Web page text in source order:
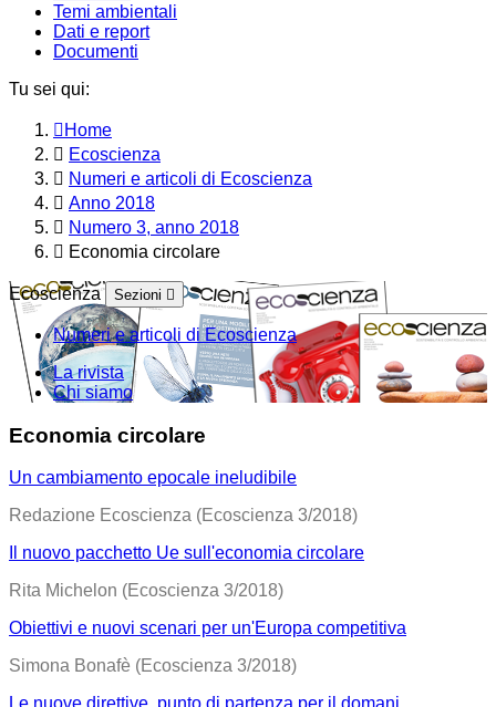
Temi ambientali
Dati e report
Documenti
Tu sei qui:
Home
Ecoscienza
Numeri e articoli di Ecoscienza
Anno 2018
Numero 3, anno 2018
Economia circolare
Ecoscienza Sezioni
Numeri e articoli di Ecoscienza
La rivista
Chi siamo
Economia circolare
Un cambiamento epocale ineludibile
Redazione Ecoscienza (Ecoscienza 3/2018)
Il nuovo pacchetto Ue sull'economia circolare
Rita Michelon (Ecoscienza 3/2018)
Obiettivi e nuovi scenari per un'Europa competitiva
Simona Bonafè (Ecoscienza 3/2018)